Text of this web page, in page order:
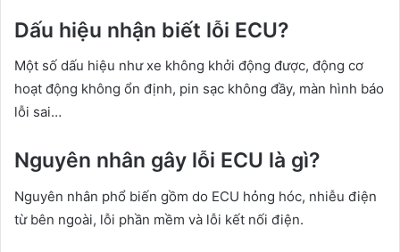
Dấu hiệu nhận biết lỗi ECU?
Một số dấu hiệu như xe không khởi động được, động cơ
hoạt động không ổn định, pin sạc không đầy, màn hình báo
lỗi sai…
Nguyên nhân gây lỗi ECU là gì?
Nguyên nhân phổ biến gồm do ECU hỏng hóc, nhiễu điện
từ bên ngoài, lỗi phần mềm và lỗi kết nối điện.